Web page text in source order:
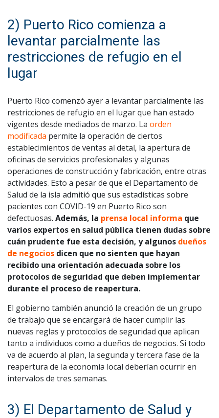
2) Puerto Rico comienza a
levantar parcialmente las
restricciones de refugio en el
lugar
Puerto Rico comenzó ayer a levantar parcialmente las
restricciones de refugio en el lugar que han estado
vigentes desde mediados de marzo. La orden
modificada permite la operación de ciertos
establecimientos de ventas al detal, la apertura de
oficinas de servicios profesionales y algunas
operaciones de construcción y fabricación, entre otras
actividades. Esto a pesar de que el Departamento de
Salud de la isla admitió que sus estadísticas sobre
pacientes con COVID-19 en Puerto Rico son
defectuosas. Además, la prensa local informa que
varios expertos en salud pública tienen dudas sobre
cuán prudente fue esta decisión, y algunos dueños
de negocios dicen que no sienten que hayan
recibido una orientación adecuada sobre los
protocolos de seguridad que deben implementar
durante el proceso de reapertura.
El gobierno también anunció la creación de un grupo
de trabajo que se encargará de hacer cumplir las
nuevas reglas y protocolos de seguridad que aplican
tanto a individuos como a dueños de negocios. Si todo
va de acuerdo al plan, la segunda y tercera fase de la
reapertura de la economía local deberían ocurrir en
intervalos de tres semanas.
3) El Departamento de Salud y